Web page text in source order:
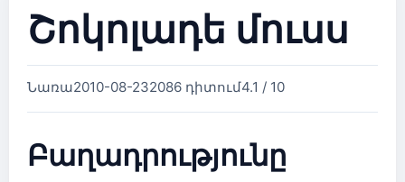
Շոկոլադե մուսս
Նառա2010-08-232086 դիտում4.1 / 10
Բաղադրությունը